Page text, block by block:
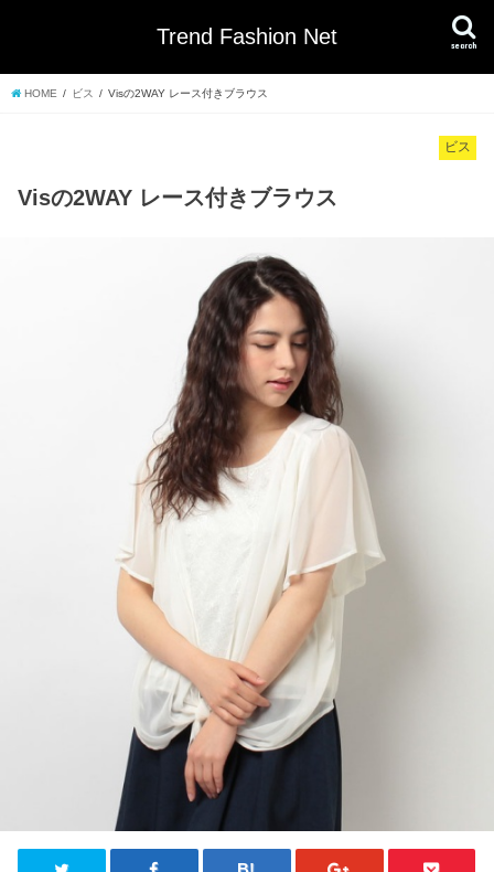
Trend Fashion Net search
HOME ビス Visの2WAY レース付きブラウス
ビス
Visの2WAY レース付きブラウス